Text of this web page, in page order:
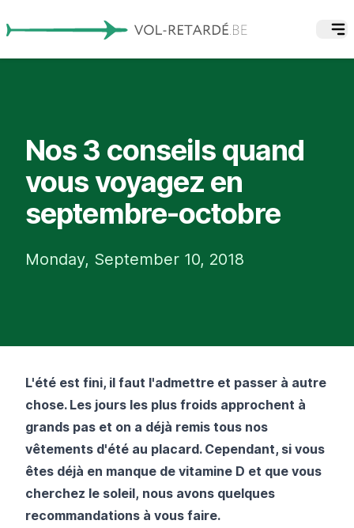
Nos 3 conseils quand
vous voyagez en
septembre-octobre
Monday, September 10, 2018
L'été est fini, il faut l'admettre et passer à autre
chose. Les jours les plus froids approchent à
grands pas et on a déjà remis tous nos
vêtements d'été au placard. Cependant, si vous
êtes déjà en manque de vitamine D et que vous
cherchez le soleil, nous avons quelques
recommandations à vous faire.